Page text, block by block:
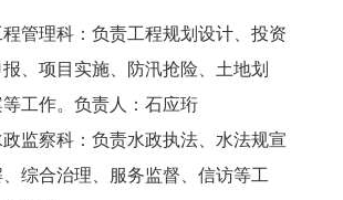
理科：负责工程规划设计、投资
、项目实施、防汛抢险、土地划
工作。负责人：石应珩
察科：负责水政执法、水法规宣
综合治理、服务监督、信访等工